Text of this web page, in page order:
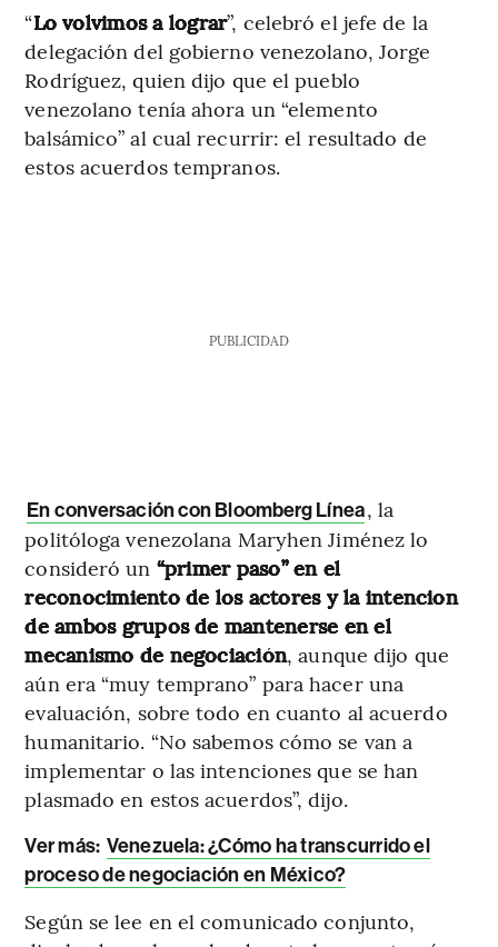
“Lo volvimos a lograr”, celebró el jefe de la
delegación del gobierno venezolano, Jorge
Rodríguez, quien dijo que el pueblo
venezolano tenía ahora un “elemento
balsámico” al cual recurrir: el resultado de
estos acuerdos tempranos.
PUBLICIDAD
En conversación con Bloomberg Línea, la
politóloga venezolana Maryhen Jiménez lo
consideró un “primer paso” en el
reconocimiento de los actores y la intencion
de ambos grupos de mantenerse en el
mecanismo de negociación, aunque dijo que
aún era “muy temprano” para hacer una
evaluación, sobre todo en cuanto al acuerdo
humanitario. “No sabemos cómo se van a
implementar o las intenciones que se han
plasmado en estos acuerdos”, dijo.
Ver más: Venezuela: ¿Cómo ha transcurrido el
proceso de negociación en México?
Según se lee en el comunicado conjunto,